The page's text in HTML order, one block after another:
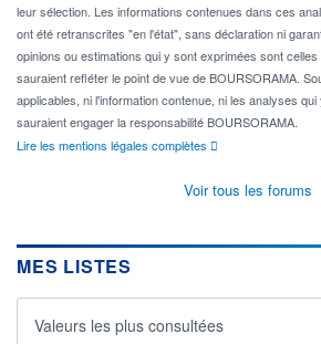
leur sélection. Les informations contenues dans ces
ont été retranscrites "en l'état", sans déclaration ni
opinions ou estimations qui y sont exprimées sont
sauraient refléter le point de vue de BOURSORAMA.
applicables, ni l'information contenue, ni les analyses
sauraient engager la responsabilité BOURSORAMA.
Lire les mentions légales complètes
Voir tous les forums
MES LISTES
Valeurs les plus consultées